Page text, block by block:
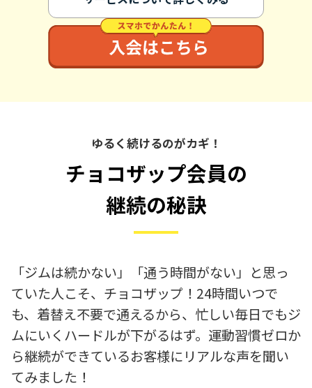
ゆるく続けるのがカギ！
チョコザップ会員の
継続の秘訣
「ジムは続かない」「通う時間がない」と思っ
ていた人こそ、チョコザップ！24時間いつで
も、着替え不要で通えるから、忙しい毎日でもジ
ムにいくハードルが下がるはず。運動習慣ゼロか
ら継続ができているお客様にリアルな声を聞い
てみました！